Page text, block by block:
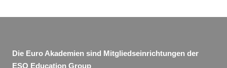
Die Euro Akademien sind Mitgliedseinrichtungen der
ESO Education Group